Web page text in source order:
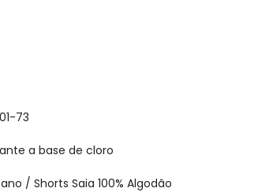
73
a base de cloro
/ Shorts Saia 100% Algodão